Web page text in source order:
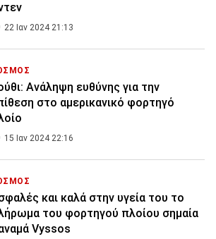
22 Ιαν 2024 21:13
Ανάληψη ευθύνης για την
στο αμερικανικό φορτηγό
15 Ιαν 2024 22:16
και καλά στην υγεία του το
του φορτηγού πλοίου σημαία
Vyssos